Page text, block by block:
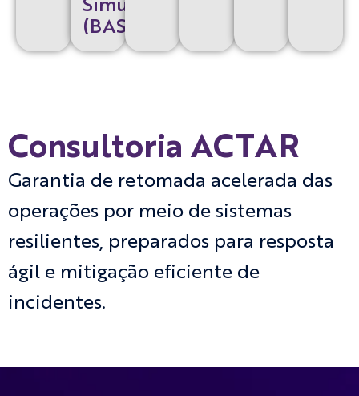
Simulation
(BAS)
Consultoria ACTAR
Garantia de retomada acelerada das
operações por meio de sistemas
resilientes, preparados para resposta
ágil e mitigação eficiente de
incidentes.